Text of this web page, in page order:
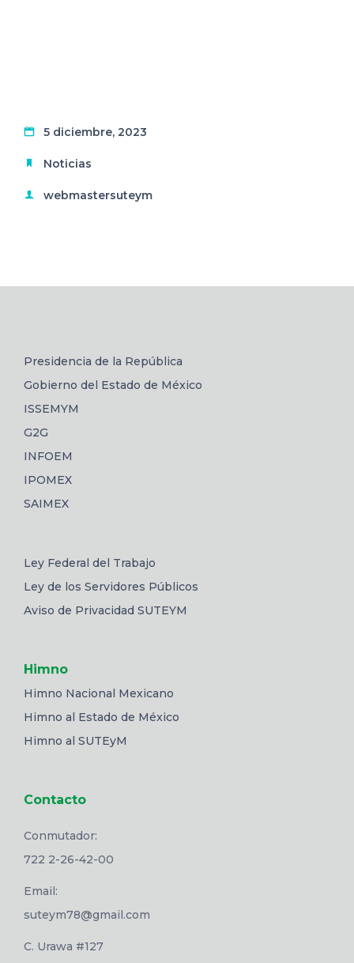
5 diciembre, 2023
Noticias
webmastersuteym
Presidencia de la República
Gobierno del Estado de México
ISSEMYM
G2G
INFOEM
IPOMEX
SAIMEX
Ley Federal del Trabajo
Ley de los Servidores Públicos
Aviso de Privacidad SUTEYM
Himno
Himno Nacional Mexicano
Himno al Estado de México
Himno al SUTEyM
Contacto
Conmutador:
722 2-26-42-00
Email:
suteym78@gmail.com
C. Urawa #127